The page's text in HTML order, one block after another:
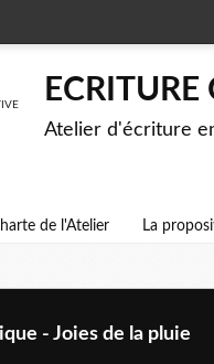
ECRITURE
Atelier d'écriture
de l'Atelier La
- Joies de la pluie